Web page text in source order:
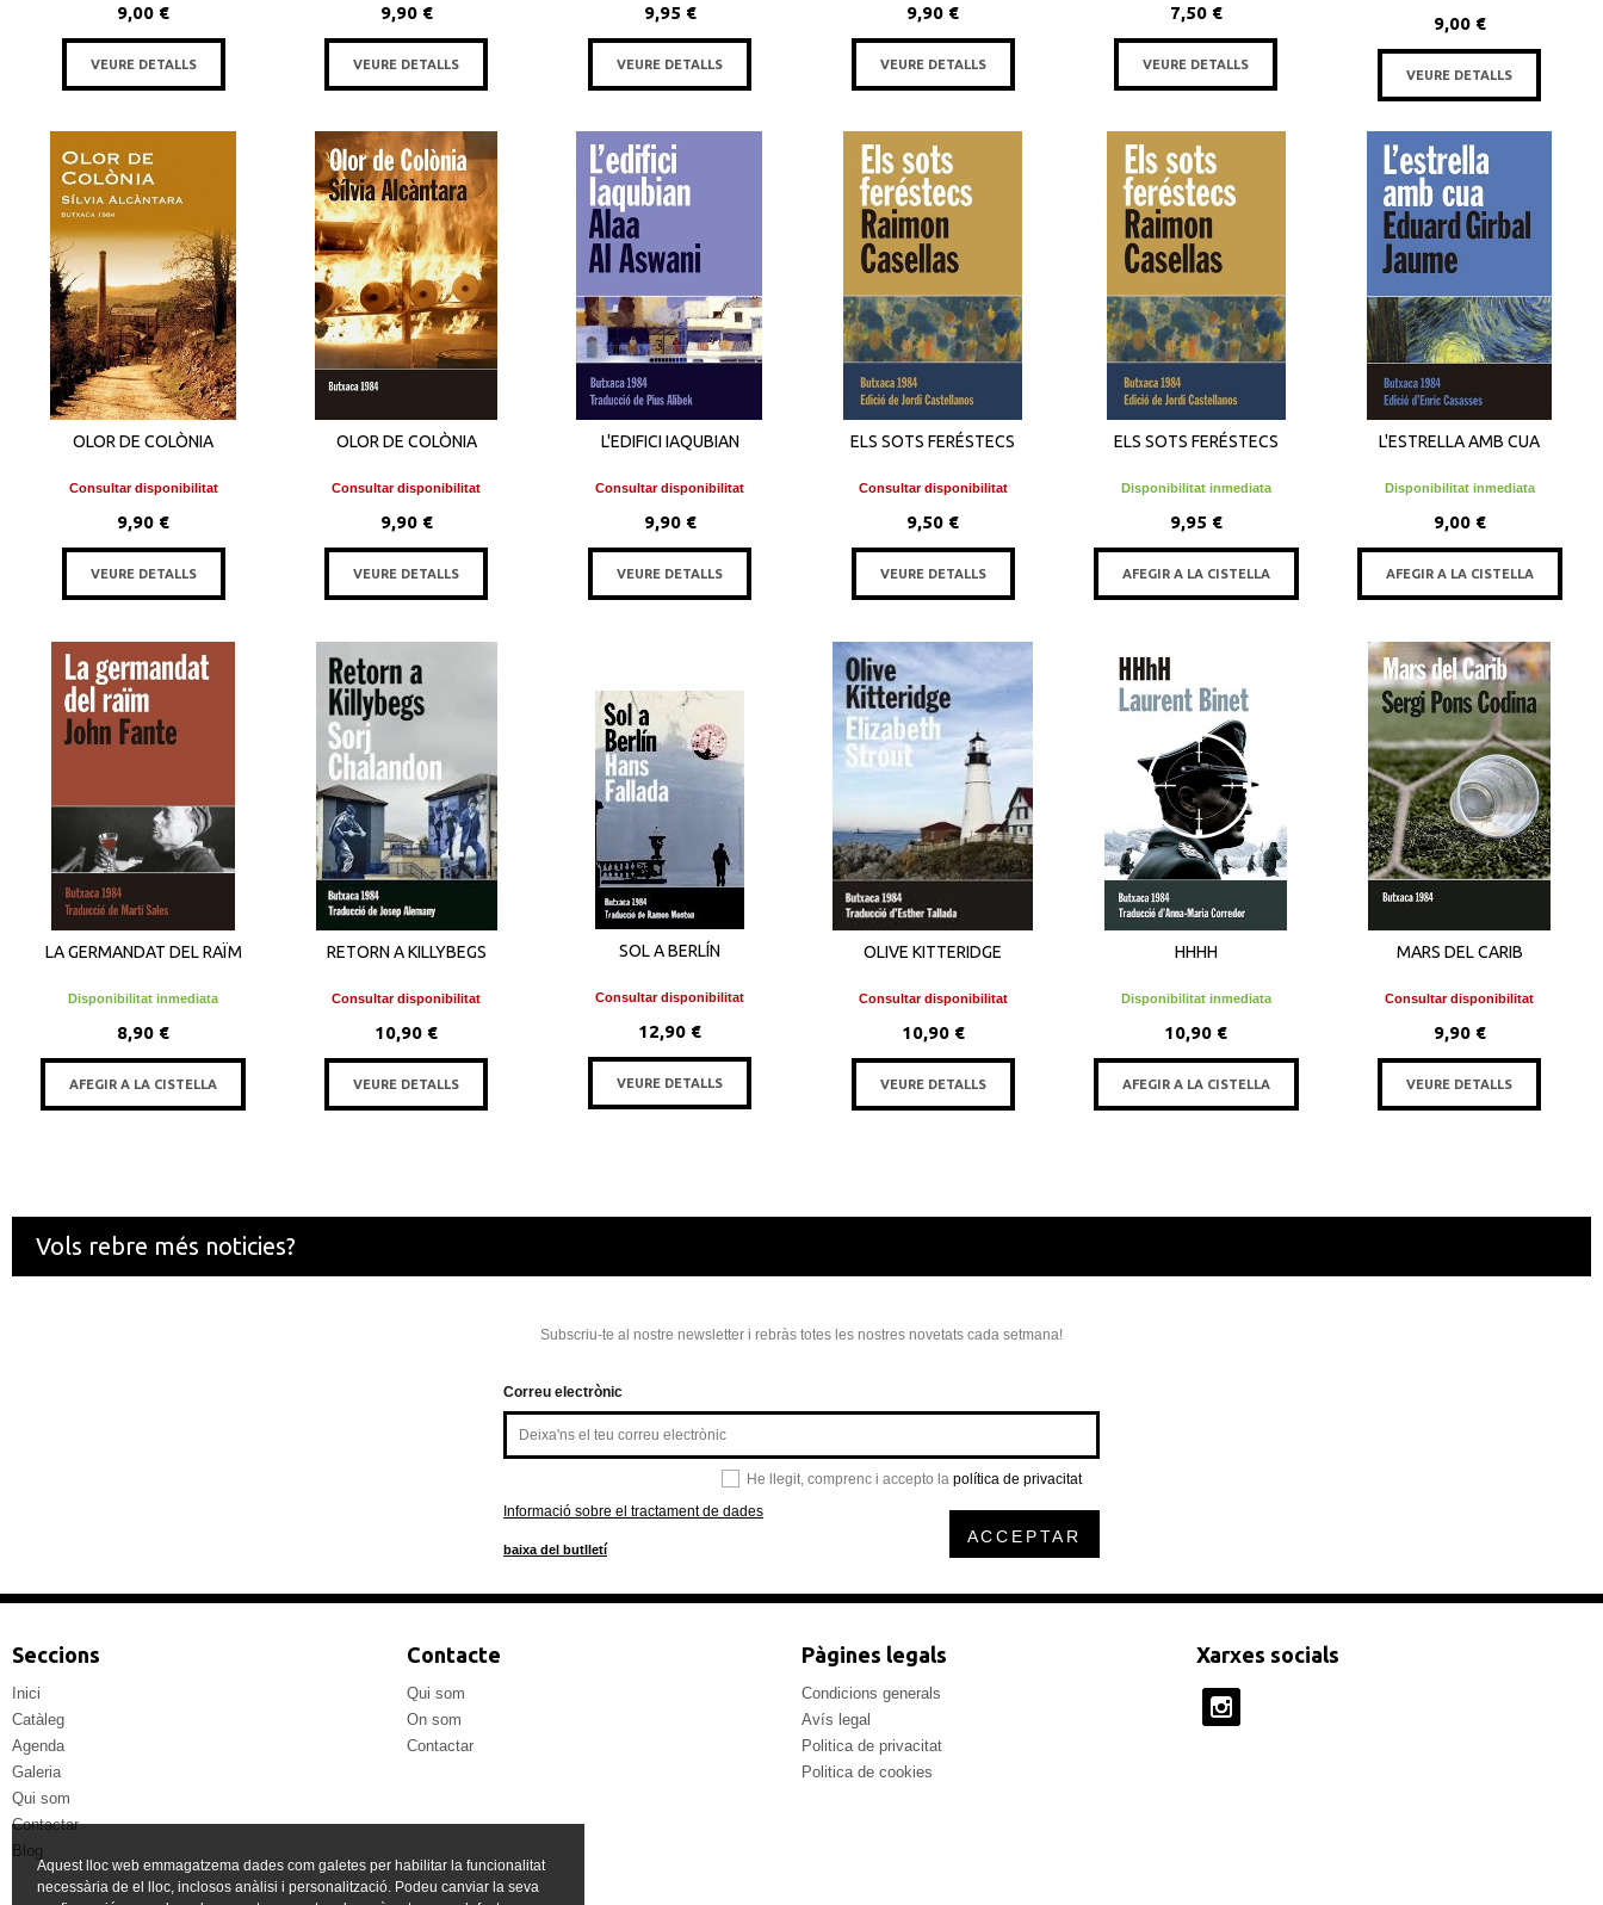
9,00 €
VEURE DETALLS
9,90 €
VEURE DETALLS
9,95 €
VEURE DETALLS
9,90 €
VEURE DETALLS
7,50 €
VEURE DETALLS
9,00 €
VEURE DETALLS
OLOR DE COLÒNIA
Consultar disponibilitat
9,90 €
VEURE DETALLS
OLOR DE COLÒNIA
Consultar disponibilitat
9,90 €
VEURE DETALLS
L'EDIFICI IAQUBIAN
Consultar disponibilitat
9,90 €
VEURE DETALLS
ELS SOTS FERÉSTECS
Consultar disponibilitat
9,50 €
VEURE DETALLS
ELS SOTS FERÉSTECS
Disponibilitat inmediata
9,95 €
AFEGIR A LA CISTELLA
L'ESTRELLA AMB CUA
Disponibilitat inmediata
9,00 €
AFEGIR A LA CISTELLA
LA GERMANDAT DEL RAÏM
Disponibilitat inmediata
8,90 €
AFEGIR A LA CISTELLA
RETORN A KILLYBEGS
Consultar disponibilitat
10,90 €
VEURE DETALLS
SOL A BERLÍN
Consultar disponibilitat
12,90 €
VEURE DETALLS
OLIVE KITTERIDGE
Consultar disponibilitat
10,90 €
VEURE DETALLS
HHHH
Disponibilitat inmediata
10,90 €
AFEGIR A LA CISTELLA
MARS DEL CARIB
Consultar disponibilitat
9,90 €
VEURE DETALLS
Vols rebre més noticies?
Subscriu-te al nostre newsletter i rebràs totes les nostres novetats cada setmana!
Correu electrònic
He llegit, comprenc i accepto la política de privacitat
Informació sobre el tractament de dades
baixa del butlletí
ACCEPTAR
Seccions
Inici
Catàleg
Agenda
Galeria
Qui som
Contactar
Blog
Contacte
Qui som
On som
Contactar
Pàgines legals
Condicions generals
Avís legal
Politica de privacitat
Politica de cookies
Xarxes socials
Aquest lloc web emmagatzema dades com galetes per habilitar la funcionalitat
necessària de el lloc, inclosos anàlisi i personalització. Podeu canviar la seva